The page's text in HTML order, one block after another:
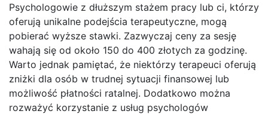
Psychologowie z dłuższym stażem pracy lub ci, którzy
oferują unikalne podejścia terapeutyczne, mogą
pobierać wyższe stawki. Zazwyczaj ceny za sesję
wahają się od około 150 do 400 złotych za godzinę.
Warto jednak pamiętać, że niektórzy terapeuci oferują
zniżki dla osób w trudnej sytuacji finansowej lub
możliwość płatności ratalnej. Dodatkowo można
rozważyć korzystanie z usług psychologów